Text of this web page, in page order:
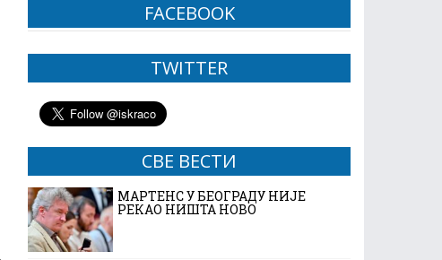
FACEBOOK
TWITTER
СВЕ ВЕСТИ
МАРТЕНС У БЕОГРАДУ НИЈЕ
РЕКАО НИШТА НОВО